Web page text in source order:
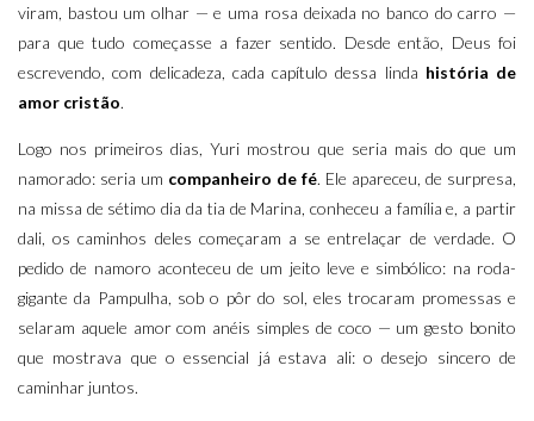
viram, bastou um olhar — e uma rosa deixada no banco do carro —
para que tudo começasse a fazer sentido. Desde então, Deus foi
escrevendo, com delicadeza, cada capítulo dessa linda história de
amor cristão.
Logo nos primeiros dias, Yuri mostrou que seria mais do que um
namorado: seria um companheiro de fé. Ele apareceu, de surpresa,
na missa de sétimo dia da tia de Marina, conheceu a família e, a partir
dali, os caminhos deles começaram a se entrelaçar de verdade. O
pedido de namoro aconteceu de um jeito leve e simbólico: na roda-
gigante da Pampulha, sob o pôr do sol, eles trocaram promessas e
selaram aquele amor com anéis simples de coco — um gesto bonito
que mostrava que o essencial já estava ali: o desejo sincero de
caminhar juntos.